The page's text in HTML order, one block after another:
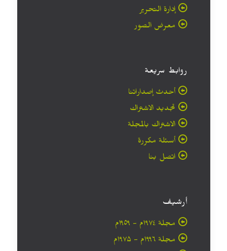
إدارة التحرير
معرض الصور
روابط سريعة
أحدث إصداراتنا
تجديد الاشتراك
الاشتراك بالمجلة
أسئلة مكررة
اتصل بنا
أرشيف
مجلة ۱۹۷٤م - ١٩٥٩م
مجلة ۱۹۹٦م - ۱۹۷۵م